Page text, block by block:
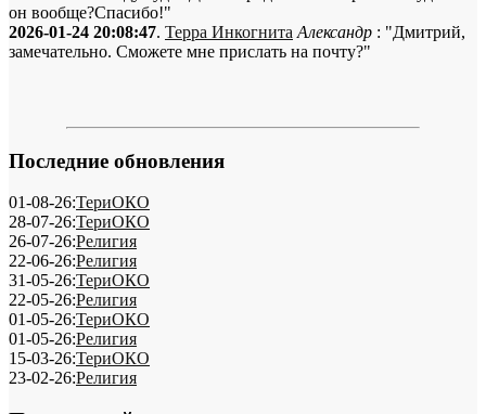
он вообще?Спасибо!"
2026-01-24 20:08:47. Терра Инкогнита Александр : "Дмитрий,
замечательно. Сможете мне прислать на почту?"
Последние обновления
01-08-26:ТериОКО
28-07-26:ТериОКО
26-07-26:Религия
22-06-26:Религия
31-05-26:ТериОКО
22-05-26:Религия
01-05-26:ТериОКО
01-05-26:Религия
15-03-26:ТериОКО
23-02-26:Религия